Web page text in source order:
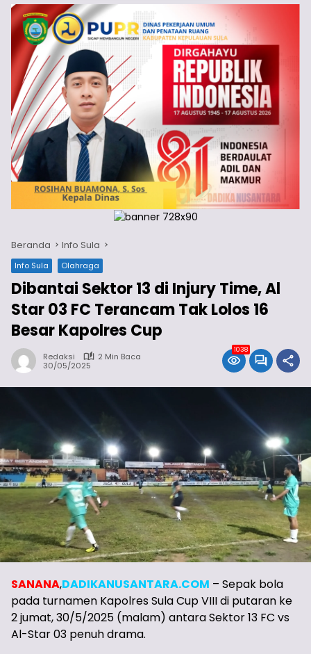
Beranda Info Sula
Info Sula Olahraga
Dibantai Sektor 13 di Injury Time, Al
Star 03 FC Terancam Tak Lolos 16
Besar Kapolres Cup
Redaksi
2 Min Baca
30/05/2025
1038
SANANA,DADIKANUSANTARA.COM – Sepak bola
pada turnamen Kapolres Sula Cup VIII di putaran ke
2 jumat, 30/5/2025 (malam) antara Sektor 13 FC vs
Al-Star 03 penuh drama.